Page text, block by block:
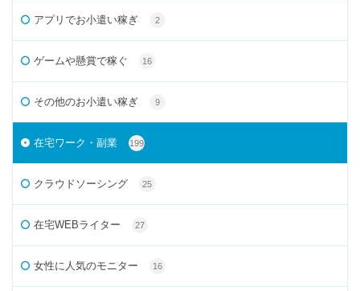
アプリでお小遣い稼ぎ 2
ゲームや懸賞で稼ぐ 16
その他のお小遣い稼ぎ 9
在宅ワーク・副業 199
クラウドソーシング 25
在宅WEBライター 27
女性に人気のモニター 16